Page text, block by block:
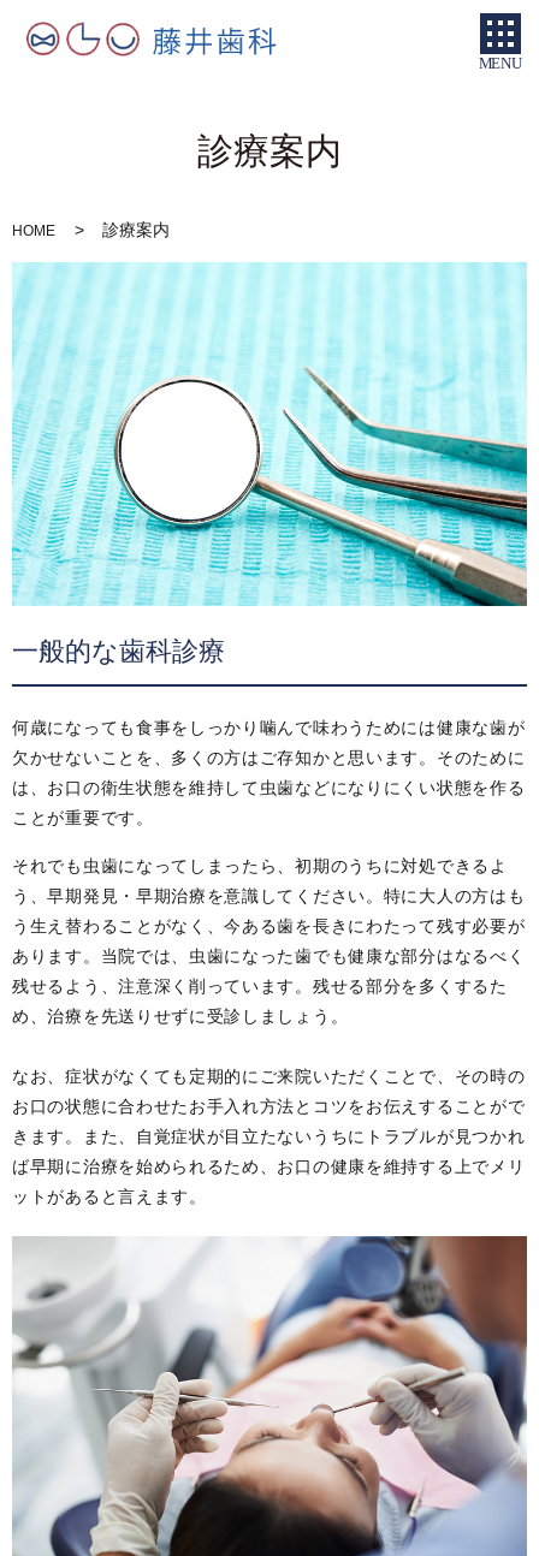
MENU
診療案内
HOME 診療案内
一般的な歯科診療
何歳になっても食事をしっかり噛んで味わうためには健康な歯が
欠かせないことを、多くの方はご存知かと思います。そのために
は、お口の衛生状態を維持して虫歯などになりにくい状態を作る
ことが重要です。
それでも虫歯になってしまったら、初期のうちに対処できるよ
う、早期発見・早期治療を意識してください。特に大人の方はも
う生え替わることがなく、今ある歯を長きにわたって残す必要が
あります。当院では、虫歯になった歯でも健康な部分はなるべく
残せるよう、注意深く削っています。残せる部分を多くするた
め、治療を先送りせずに受診しましょう。
なお、症状がなくても定期的にご来院いただくことで、その時の
お口の状態に合わせたお手入れ方法とコツをお伝えすることがで
きます。また、自覚症状が目立たないうちにトラブルが見つかれ
ば早期に治療を始められるため、お口の健康を維持する上でメリ
ットがあると言えます。